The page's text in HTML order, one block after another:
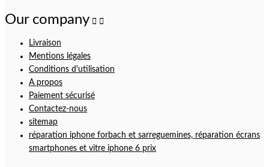
Our company  
Livraison
Mentions légales
Conditions d'utilisation
A propos
Paiement sécurisé
Contactez-nous
sitemap
réparation iphone forbach et sarreguemines, réparation écrans
smartphones et vitre iphone 6 prix